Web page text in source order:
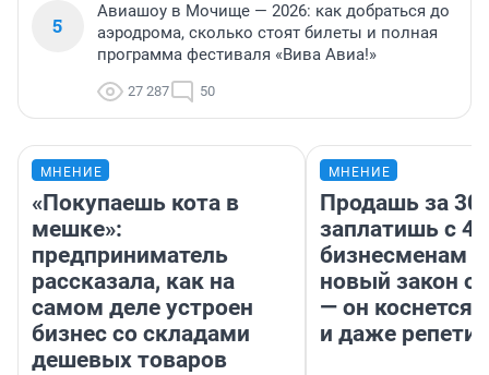
5
Авиашоу в Мочище — 2026: как добраться до
аэродрома, сколько стоят билеты и полная
программа фестиваля «Вива Авиа!»
27 287 50
МНЕНИЕ
«Покупаешь кота в
мешке»:
предприниматель
рассказала, как на
самом деле устроен
бизнес со складами
дешевых товаров
МНЕНИЕ
Продашь за
заплатишь с
бизнесменам
новый закон о
— он коснется
и даже